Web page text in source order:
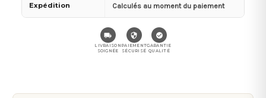
Expédition Calculés au moment du paiement
LIVRAISON
SOIGNÉE
PAIEMENT
SÉCURISÉ
GARANTIE
QUALITÉ